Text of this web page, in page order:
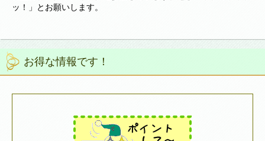
ッ！」とお願いします。
お得な情報です！